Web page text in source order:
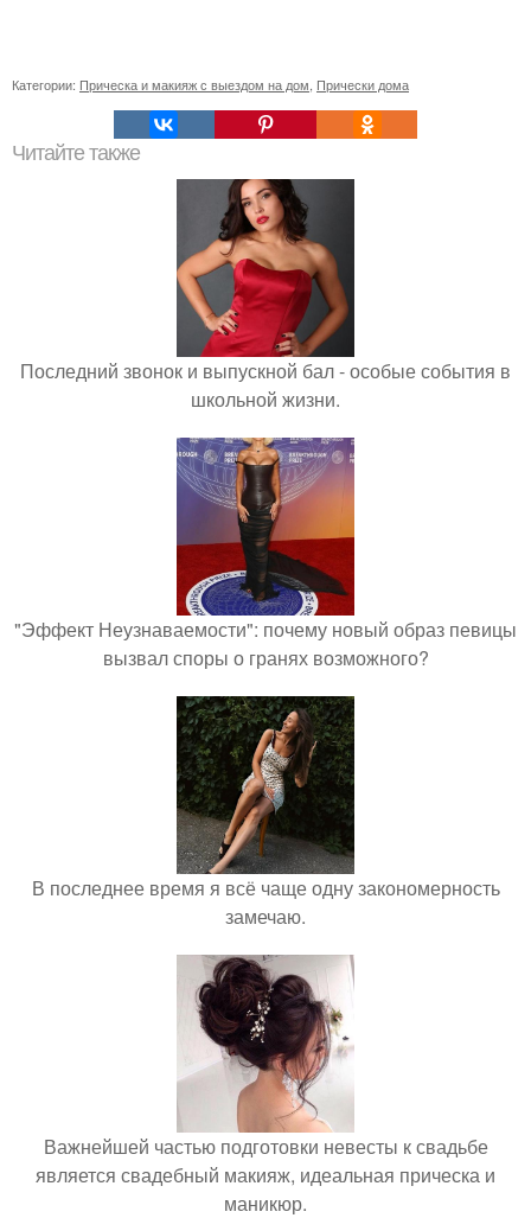
Категории: Прическа и макияж с выездом на дом Прически дома
Читайте также
Последний звонок и выпускной бал - особые события в
школьной жизни.
"Эффект Неузнаваемости": почему новый образ певицы
вызвал споры о гранях возможного?
В последнее время я всё чаще одну закономерность
замечаю.
Важнейшей частью подготовки невесты к свадьбе
является свадебный макияж, идеальная прическа и
маникюр.